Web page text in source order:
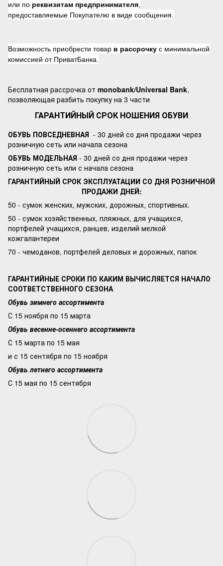
или по реквизитам предпринимателя
предоставляемые Покупателю в виде сообщения.
Возможность приобрести товар в рассрочку с минимальной
комиссией от ПриватБанка.
Бесплатная рассрочка от monobank/Universal Bank,
позволяющая разбить покупку на 3 части
ГАРАНТИЙНЫЙ СРОК НОШЕНИЯ ОБУВИ
ОБУВЬ ПОВСЕДНЕВНАЯ - 30 дней со дня продажи через
розничную сеть или начала сезона
ОБУВЬ МОДЕЛЬНАЯ - 30 дней со дня продажи через
розничную сеть или с начала сезона
ГАРАНТИЙНЫЙ СРОК ЭКСПЛУАТАЦИИ СО ДНЯ РОЗНИЧНОЙ
ПРОДАЖИ ДНЕЙ:
50 - сумок женских, мужских, дорожных, спортивных.
50 - сумок хозяйственных, пляжных, для учащихся,
портфелей учащихся, ранцев, изделий мелкой
кожгалантереи
70 - чемоданов, портфелей деловых и дорожных, папок
ГАРАНТИЙНЫЕ СРОКИ ПО КАКИМ ВЫЧИСЛЯЕТСЯ НАЧАЛО
СООТВЕТСТВЕННОГО СЕЗОНА
Обувь зимнего ассортимента
С 15 ноября по 15 марта
Обувь весенне-осеннего ассортимента
С 15 марта по 15 мая
и с 15 сентября по 15 ноября
Обувь летнего ассортимента
С 15 мая по 15 сентября